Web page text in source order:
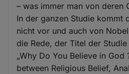
– was immer man von deren
In der ganzen Studie kommt
nicht vor und auch von
die Rede, der Titel der
„Why Do You Believe in God
between Religious Belief,